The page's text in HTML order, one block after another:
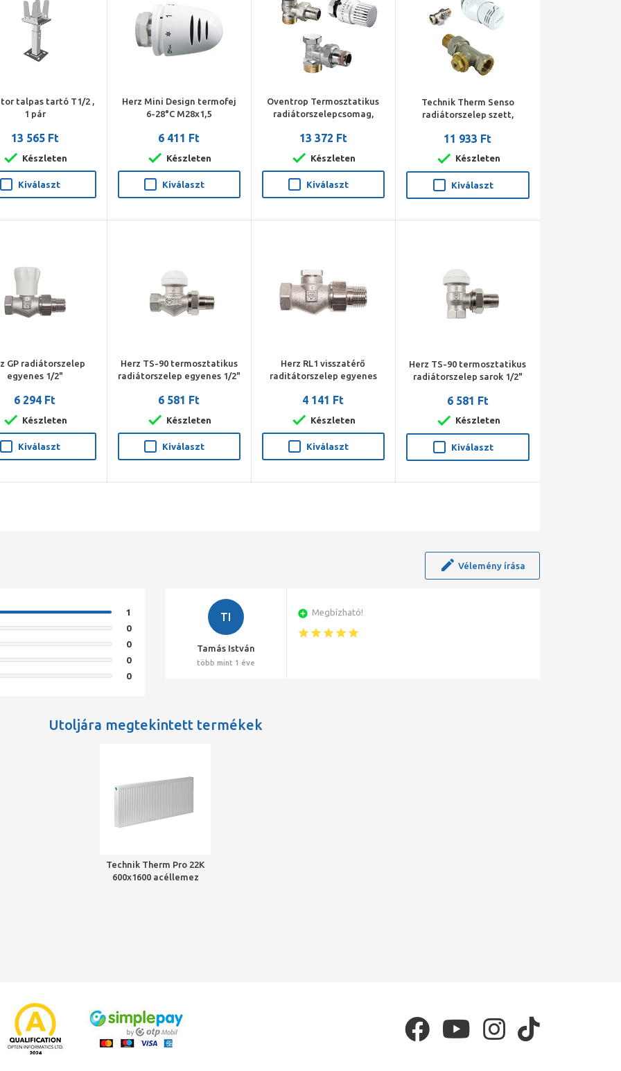
talpas tartó T1/2 ,
1 pár
13 565 Ft
Készleten
Kiválaszt
Herz Mini Design termofej
6-28°C M28x1,5
6 411 Ft
Készleten
Kiválaszt
Oventrop Termosztatikus
radiátorszelepcsomag,
(Vindo TH, A radiátorszelep,
Combi 2)
13 372 Ft
Készleten
Kiválaszt
Technik Therm Senso
radiátorszelep szett,
(radiátorszelep, visszatérő
szelep, termosztát fej)
11 933 Ft
Készleten
Kiválaszt
GP radiátorszelep
egyenes 1/2"
6 294 Ft
Készleten
Kiválaszt
Herz TS-90 termosztatikus
radiátorszelep egyenes 1/2"
6 581 Ft
Készleten
Kiválaszt
Herz RL1 visszatérő
raditátorszelep egyenes
4 141 Ft
Készleten
Kiválaszt
Herz TS-90 termosztatikus
radiátorszelep sarok 1/2"
6 581 Ft
Készleten
Kiválaszt
Vélemény írása
1
0
0
0
0
TI
Tamás István
több mint 1 éve
Megbízható!
Utoljára megtekintett termékek
Technik Therm Pro 22K
600x1600 acéllemez